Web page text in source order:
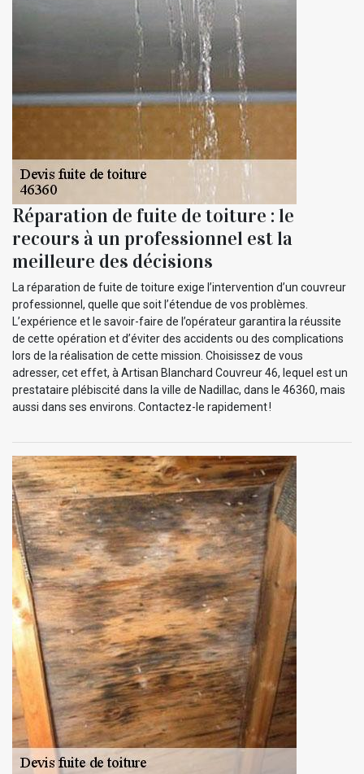
Réparation de fuite de toiture : le
recours à un professionnel est la
meilleure des décisions
La réparation de fuite de toiture exige l’intervention d’un couvreur
professionnel, quelle que soit l’étendue de vos problèmes.
L’expérience et le savoir-faire de l’opérateur garantira la réussite
de cette opération et d’éviter des accidents ou des complications
lors de la réalisation de cette mission. Choisissez de vous
adresser, cet effet, à Artisan Blanchard Couvreur 46, lequel est un
prestataire plébiscité dans la ville de Nadillac, dans le 46360, mais
aussi dans ses environs. Contactez-le rapidement !